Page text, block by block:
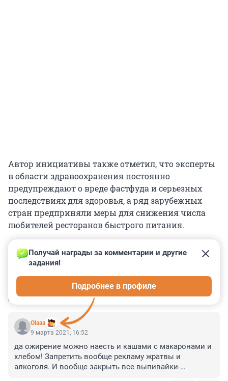
Автор инициативы также отметил, что эксперты
в области здравоохранения постоянно
предупреждают о вреде фастфуда и серьезных
последствиях для здоровья, а ряд зарубежных
стран предприняли меры для снижения числа
любителей ресторанов быстрого питания.
КОММЕНТАРИИ 5
Olaaa
Получай награды за комментарии и другие
задания!
Подробнее в профиле
9 марта 2021, 16:52
да ожирение можно наесть и кашами с макаронами и
хлебом! Запретить вообще рекламу жратвы и
алкоголя. И вообще закрыть все выпивайки-